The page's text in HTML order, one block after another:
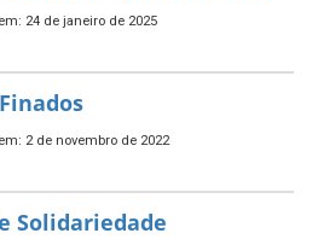
24 de janeiro de 2025
2 de novembro de 2022
Solidariedade